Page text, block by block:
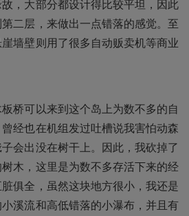
，大部分都设计得比较平坦，因此
二层，来做出一点错落的感觉。至
墙壁则用了很多自动贩卖机等商业
桥可以来到这个岛上为数不多的自
经也在机组发过吐槽说我害怕动森
会出没在树干上。因此，我砍掉了
木，这里是为数不多存活下来的经
俱全，虽然这块地方很小，我还是
溪流和高低错落的小瀑布，并且有